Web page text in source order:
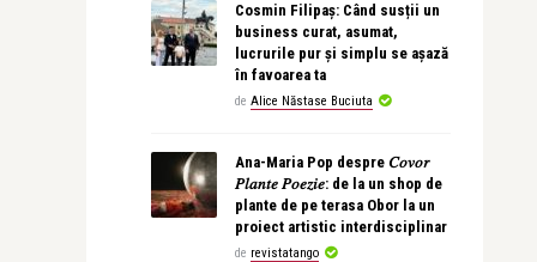
Cosmin Filipaș: Când susții un
business curat, asumat,
lucrurile pur și simplu se așază
în favoarea ta
de Alice Năstase Buciuta
Ana-Maria Pop despre 𝐶𝑜𝑣𝑜𝑟
𝑃𝑙𝑎𝑛𝑡𝑒 𝑃𝑜𝑒𝑧𝑖𝑒: de la un shop de
plante de pe terasa Obor la un
proiect artistic interdisciplinar
de revistatango